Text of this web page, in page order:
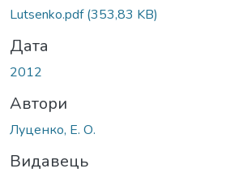
Lutsenko.pdf(353,83 KB)
Дата
2012
Автори
Луценко, Е. О.
Видавець